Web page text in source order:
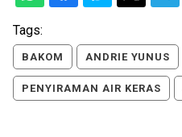
Tags:
BAKOM ANDRIE YUNUS
PENYIRAMAN AIR KERAS